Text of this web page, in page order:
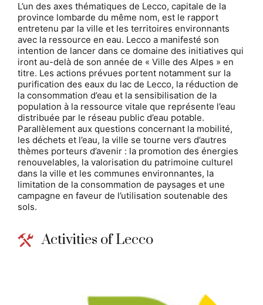
L’un des axes thématiques de Lecco, capitale de la
province lombarde du même nom, est le rapport
entretenu par la ville et les territoires environnants
avec la ressource en eau. Lecco a manifesté son
intention de lancer dans ce domaine des initiatives qui
iront au-delà de son année de « Ville des Alpes » en
titre. Les actions prévues portent notamment sur la
purification des eaux du lac de Lecco, la réduction de
la consommation d’eau et la sensibilisation de la
population à la ressource vitale que représente l’eau
distribuée par le réseau public d’eau potable.
Parallèlement aux questions concernant la mobilité,
les déchets et l’eau, la ville se tourne vers d’autres
thèmes porteurs d’avenir : la promotion des énergies
renouvelables, la valorisation du patrimoine culturel
dans la ville et les communes environnantes, la
limitation de la consommation de paysages et une
campagne en faveur de l’utilisation soutenable des
sols.
Activities of Lecco